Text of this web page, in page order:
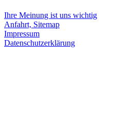
Ihre Meinung ist uns wichtig
Anfahrt, Sitemap
Impressum
Datenschutzerklärung